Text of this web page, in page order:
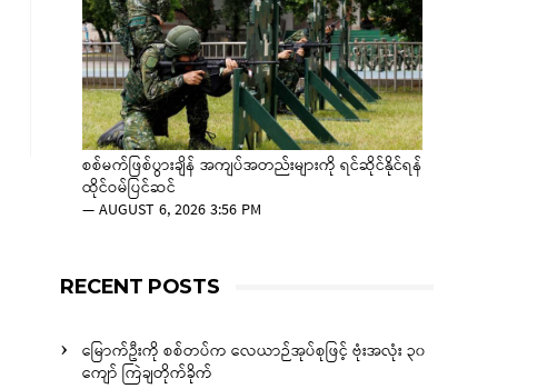
စစ်မက်ဖြစ်ပွားချိန် အကျပ်အတည်းများကို ရင်ဆိုင်နိုင်ရန်
ထိုင်ဝမ်ပြင်ဆင်
—AUGUST 6, 2026 3:56 PM
RECENT POSTS
မြောက်ဦးကို စစ်တပ်က လေယာဉ်အုပ်စုဖြင့် ဗုံးအလုံး ၃၀
ကျော် ကြဲချတိုက်ခိုက်